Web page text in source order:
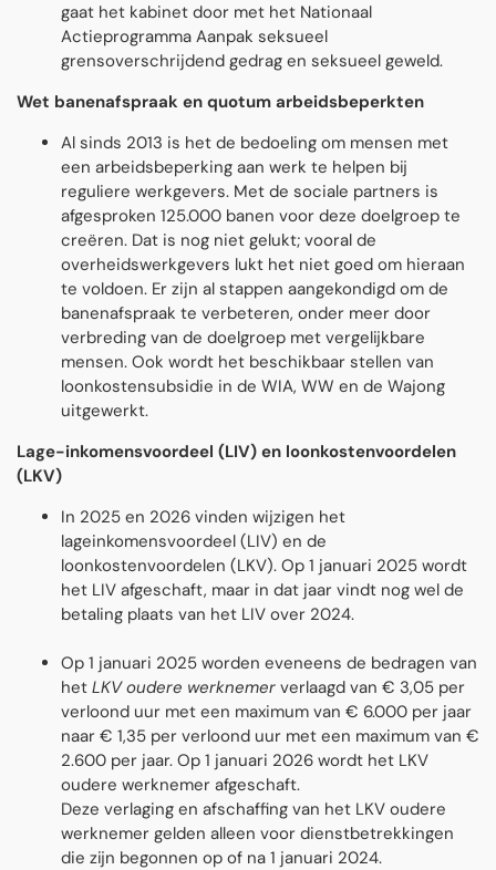
gaat het kabinet door met het Nationaal
Actieprogramma Aanpak seksueel
grensoverschrijdend gedrag en seksueel geweld.
Wet banenafspraak en quotum arbeidsbeperkten
Al sinds 2013 is het de bedoeling om mensen met
een arbeidsbeperking aan werk te helpen bĳ
reguliere werkgevers. Met de sociale partners is
afgesproken 125.000 banen voor deze doelgroep te
creëren. Dat is nog niet gelukt; vooral de
overheidswerkgevers lukt het niet goed om hieraan
te voldoen. Er zijn al stappen aangekondigd om de
banenafspraak te verbeteren, onder meer door
verbreding van de doelgroep met vergelĳkbare
mensen. Ook wordt het beschikbaar stellen van
loonkostensubsidie in de WIA, WW en de Wajong
uitgewerkt.
Lage-inkomensvoordeel (LIV) en loonkostenvoordelen
(LKV)
In 2025 en 2026 vinden wijzigen het
lageinkomensvoordeel (LIV) en de
loonkostenvoordelen (LKV). Op 1 januari 2025 wordt
het LIV afgeschaft, maar in dat jaar vindt nog wel de
betaling plaats van het LIV over 2024.
Op 1 januari 2025 worden eveneens de bedragen van
het LKV oudere werknemer verlaagd van € 3,05 per
verloond uur met een maximum van € 6.000 per jaar
naar € 1,35 per verloond uur met een maximum van €
2.600 per jaar. Op 1 januari 2026 wordt het LKV
oudere werknemer afgeschaft.
Deze verlaging en afschaffing van het LKV oudere
werknemer gelden alleen voor dienstbetrekkingen
die zĳn begonnen op of na 1 januari 2024.